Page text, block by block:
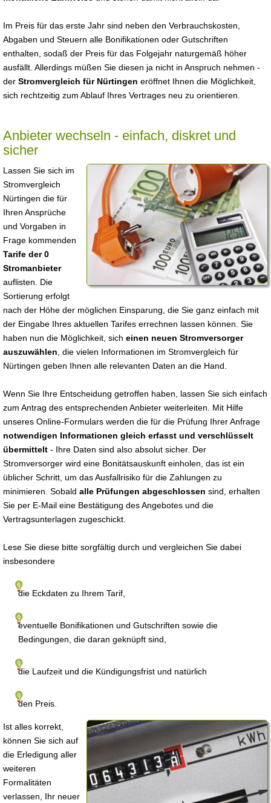
Im Preis für das erste Jahr sind neben den Verbrauchskosten,
Abgaben und Steuern alle Bonifikationen oder Gutschriften
enthalten, sodaß der Preis für das Folgejahr naturgemäß höher
ausfällt. Allerdings müßen Sie diesen ja nicht in Anspruch nehmen -
der Stromvergleich für Nürtingen eröffnet Ihnen die Möglichkeit,
sich rechtzeitig zum Ablauf Ihres Vertrages neu zu orientieren.
Anbieter wechseln - einfach, diskret und
sicher
Lassen Sie sich im
Stromvergleich
Nürtingen die für
Ihren Ansprüche
und Vorgaben in
Frage kommenden
Tarife der 0
Stromanbieter
auflisten. Die
Sortierung erfolgt
nach der Höhe der möglichen Einsparung, die Sie ganz einfach mit
der Eingabe Ihres aktuellen Tarifes errechnen lassen können. Sie
haben nun die Möglichkeit, sich einen neuen Stromversorger
auszuwählen , die vielen Informationen im Stromvergleich für
Nürtingen geben Ihnen alle relevanten Daten an die Hand.
Wenn Sie Ihre Entscheidung getroffen haben, lassen Sie sich einfach
zum Antrag des entsprechenden Anbieter weiterleiten. Mit Hilfe
unseres Online-Formulars werden die für die Prüfung Ihrer Anfrage
notwendigen Informationen gleich erfasst und verschlüsselt
übermittelt - Ihre Daten sind also absolut sicher. Der
Stromversorger wird eine Bonitätsauskunft einholen, das ist ein
üblicher Schritt, um das Ausfallrisiko für die Zahlungen zu
minimieren. Sobald alle Prüfungen abgeschlossen sind, erhalten
Sie per E-Mail eine Bestätigung des Angebotes und die
Vertragsunterlagen zugeschickt.
Lese Sie diese bitte sorgfältig durch und vergleichen Sie dabei
insbesondere
die Eckdaten zu Ihrem Tarif,
eventuelle Bonifikationen und Gutschriften sowie die
Bedingungen, die daran geknüpft sind,
die Laufzeit und die Kündigungsfrist und natürlich
den Preis.
Ist alles korrekt,
können Sie sich auf
die Erledigung aller
weiteren
Formalitäten
verlassen, Ihr neuer